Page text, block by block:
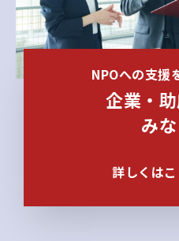
NPOへの支援
企業・
み
詳しくは